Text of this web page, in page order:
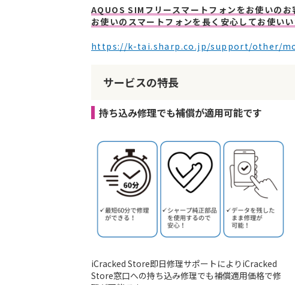
ャ
ラ
ー
移
動
る
AQUOS SIMフリースマートフォンをお使いの
お使いのスマートフォンを長く安心してお使い
https://k-tai.sharp.co.jp/support/other/
サービスの特長
持ち込み修理でも補償が適用可能です
iCracked Store即日修理サポートによりiCracked
Store窓口への持ち込み修理でも補償適用価格で修